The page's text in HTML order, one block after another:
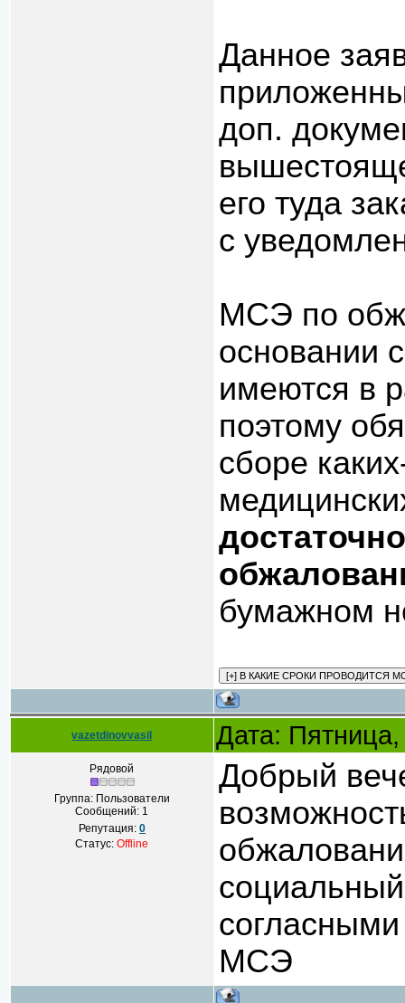
Данное
доп.
его туда
с
МСЭ по
основании
имеются в
поэтому
сборе
бумажном
vazetdinovvasil Дата:
Рядовой
Группа: Пользователи
Сообщений: 1
Репутация: 0
Статус:Offline
Добрый
МСЭ